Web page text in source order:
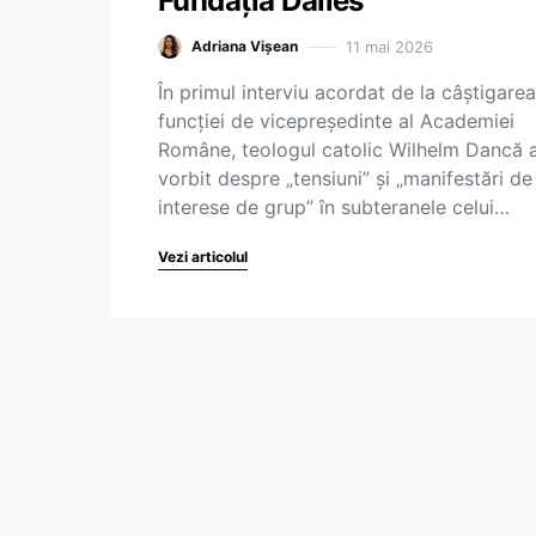
Adriana Vișean 11 mai 2026
În primul interviu acordat de la câștigarea
funcției de vicepreședinte al Academiei
Române, teologul catolic Wilhelm Dancă
vorbit despre „tensiuni” și „manifestări de
interese de grup” în subteranele celui…
Vezi articolul